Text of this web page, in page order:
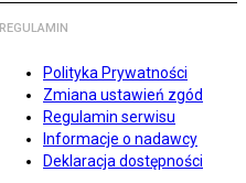
REGULAMIN
Polityka Prywatności
Zmiana ustawień zgód
Regulamin serwisu
Informacje o nadawcy
Deklaracja dostępności